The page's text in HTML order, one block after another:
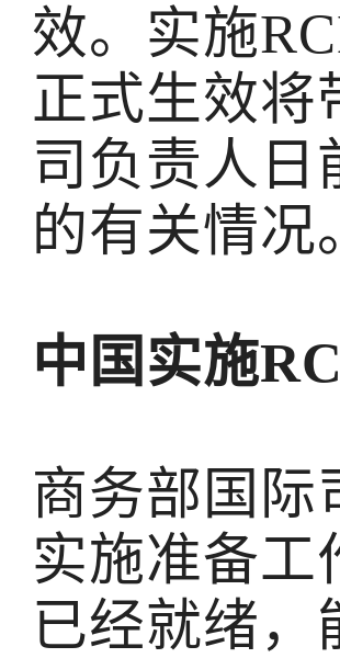
效。实施
正式生效将
司负责人日
的有关情况
中国实施
商务部国际
实施准备工
已经就绪，